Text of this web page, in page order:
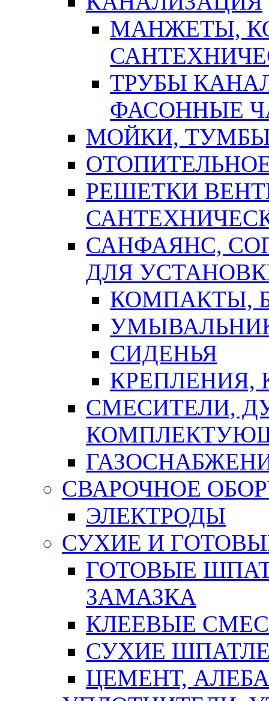
МАНЖЕТЫ,
ТРУБЫ
ФАСОННЫЕ
МОЙКИ,
РЕШЕТКИ
САНФАЯНС,
ДЛЯ
КОМПАКТЫ,
СИДЕНЬЯ
СМЕСИТЕЛИ,
СВАРОЧНОЕ
ЭЛЕКТРОДЫ
СУХИЕ И
ГОТОВЫЕ
ЗАМАЗКА
КЛЕЕВЫЕ
СУХИЕ
ЦЕМЕНТ,